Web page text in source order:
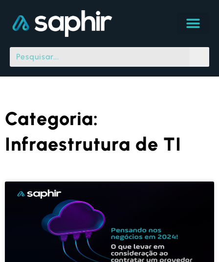
Categoria:
Infraestrutura de TI